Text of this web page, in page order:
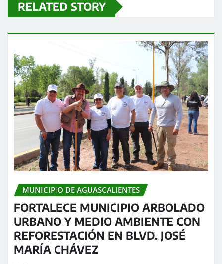
RELATED STORY
MUNICIPIO DE AGUASCALIENTES
FORTALECE MUNICIPIO ARBOLADO
URBANO Y MEDIO AMBIENTE CON
REFORESTACIÓN EN BLVD. JOSÉ
MARÍA CHÁVEZ